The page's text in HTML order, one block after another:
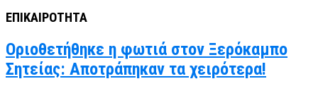
ΕΠΙΚΑΙΡΟΤΗΤΑ
Οριοθετήθηκε η φωτιά στον Ξερόκαμπο
Σητείας: Αποτράπηκαν τα χειρότερα!